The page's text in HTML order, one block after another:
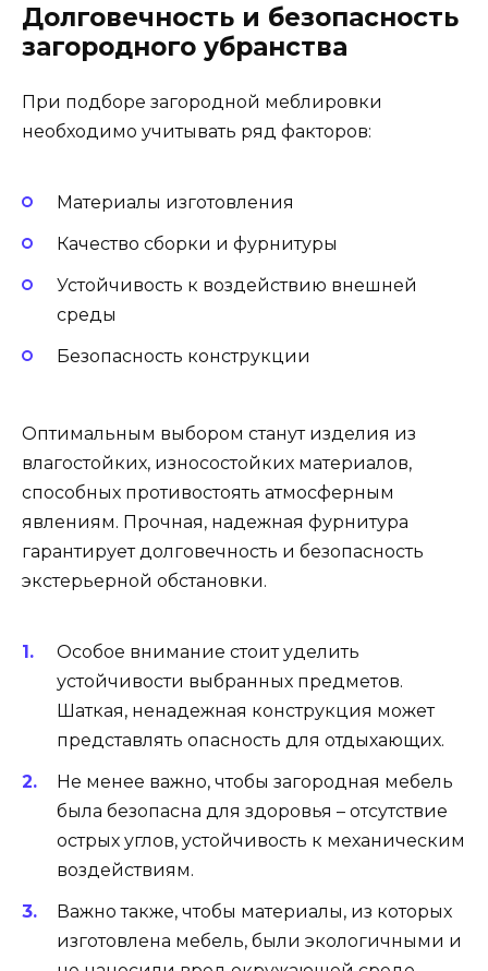
Долговечность и безопасность
загородного убранства
При подборе загородной меблировки
необходимо учитывать ряд факторов:
Материалы изготовления
Качество сборки и фурнитуры
Устойчивость к воздействию внешней
среды
Безопасность конструкции
Оптимальным выбором станут изделия из
влагостойких, износостойких материалов,
способных противостоять атмосферным
явлениям. Прочная, надежная фурнитура
гарантирует долговечность и безопасность
экстерьерной обстановки.
Особое внимание стоит уделить
устойчивости выбранных предметов.
Шаткая, ненадежная конструкция может
представлять опасность для отдыхающих.
Не менее важно, чтобы загородная мебель
была безопасна для здоровья – отсутствие
острых углов, устойчивость к механическим
воздействиям.
Важно также, чтобы материалы, из которых
изготовлена мебель, были экологичными и